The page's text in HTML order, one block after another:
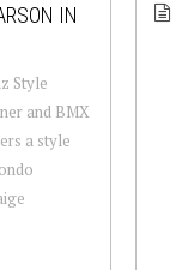
IN
Style
and BMX
a style